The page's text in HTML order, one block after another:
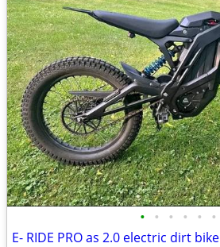
• • • • • •
E- RIDE PRO as 2.0 electric dirt bike